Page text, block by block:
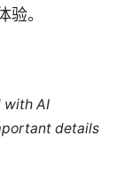
。
with AI
details